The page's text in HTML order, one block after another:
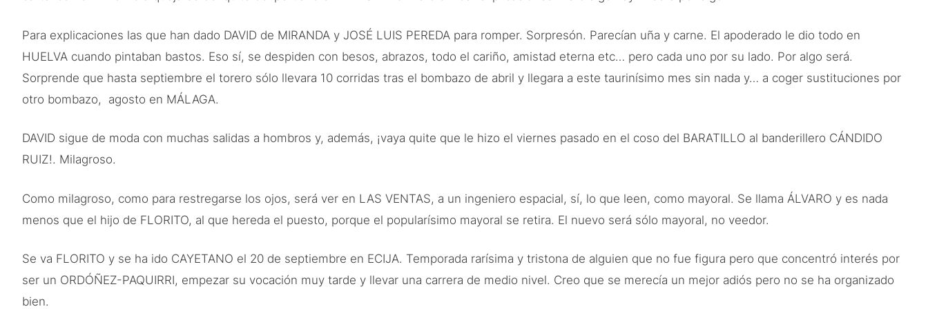
Para explicaciones las que han dado DAVID de MIRANDA y JOSÉ LUIS PEREDA para romper. Sorpresón. Parecían uña y carne. El apoderado le dio todo en
HUELVA cuando pintaban bastos. Eso sí, se despiden con besos, abrazos, todo el cariño, amistad eterna etc… pero cada uno por su lado. Por algo será.
Sorprende que hasta septiembre el torero sólo llevara 10 corridas tras el bombazo de abril y llegara a este taurinísimo mes sin nada y… a coger sustituciones por
otro bombazo, agosto en MÁLAGA.
DAVID sigue de moda con muchas salidas a hombros y, además, ¡vaya quite que le hizo el viernes pasado en el coso del BARATILLO al banderillero CÁNDIDO
RUIZ!. Milagroso.
Como milagroso, como para restregarse los ojos, será ver en LAS VENTAS, a un ingeniero espacial, sí, lo que leen, como mayoral. Se llama ÁLVARO y es nada
menos que el hijo de FLORITO, al que hereda el puesto, porque el popularísimo mayoral se retira. El nuevo será sólo mayoral, no veedor.
Se va FLORITO y se ha ido CAYETANO el 20 de septiembre en ECIJA. Temporada rarísima y tristona de alguien que no fue figura pero que concentró interés por
ser un ORDÓÑEZ-PAQUIRRI, empezar su vocación muy tarde y llevar una carrera de medio nivel. Creo que se merecía un mejor adiós pero no se ha organizado
bien.